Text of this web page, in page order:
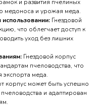
и развития пчелиных
медоноса и урожая меда.
Гнездовой
что облегчает доступ к
уход без лишних
Гнездовой корпус
пчеловодства, что
меда.
корпус может быть успешно
и адаптирован